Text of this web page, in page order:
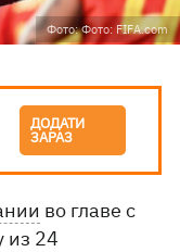
Фото: Фото: FIFA.com
ДОДАТИ
ЗАРАЗ
во главе с
из 24